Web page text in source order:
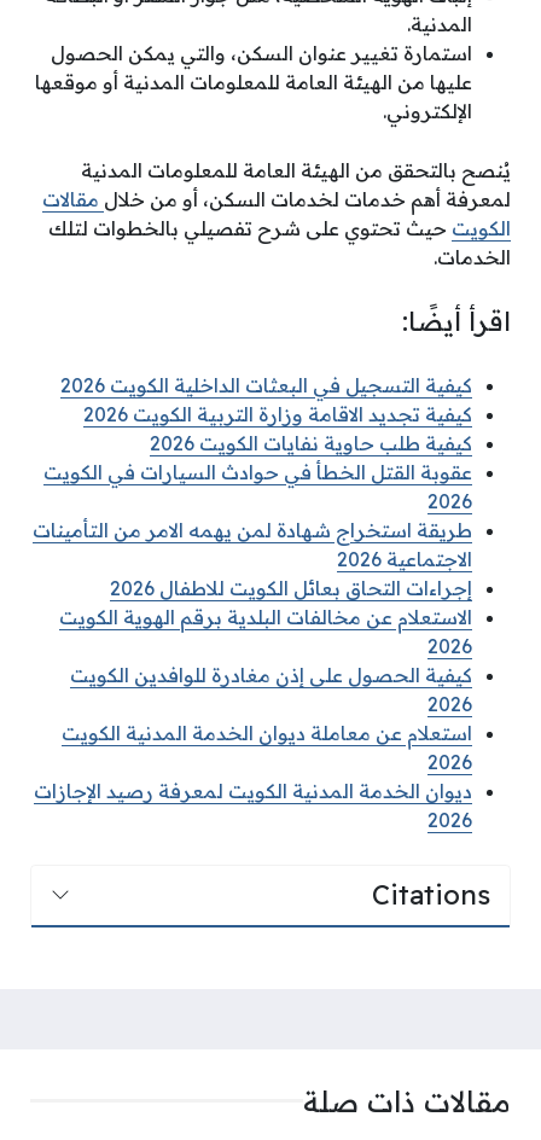
المدنية.
استمارة تغيير عنوان السكن، والتي يمكن الحصول
عليها من الهيئة العامة للمعلومات المدنية أو موقعها
الإلكتروني.
يُنصح بالتحقق من الهيئة العامة للمعلومات المدنية
لمعرفة أهم خدمات لخدمات السكن، أو من خلال مقالات
الكويت حيث تحتوي على شرح تفصيلي بالخطوات لتلك
الخدمات.
اقرأ أيضًا:
كيفية التسجيل في البعثات الداخلية الكويت 2026
كيفية تجديد الاقامة وزارة التربية الكويت 2026
كيفية طلب حاوية نفايات الكويت 2026
عقوبة القتل الخطأ في حوادث السيارات في الكويت
2026
طريقة استخراج شهادة لمن يهمه الامر من التأمينات
الاجتماعية 2026
إجراءات التحاق بعائل الكويت للاطفال 2026
الاستعلام عن مخالفات البلدية برقم الهوية الكويت
2026
كيفية الحصول على إذن مغادرة للوافدين الكويت
2026
استعلام عن معاملة ديوان الخدمة المدنية الكويت
2026
ديوان الخدمة المدنية الكويت لمعرفة رصيد الإجازات
2026
Citations
مقالات ذات صلة